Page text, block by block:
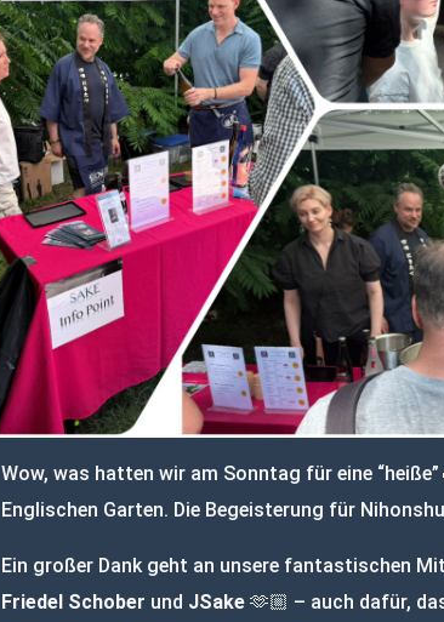
Wow, was hatten wir am Sonntag für eine
Englischen Garten. Die Begeisterung für
Ein großer Dank geht an unsere fantastischen
Friedel Schober und JSake 🫶🏼 – auch dafür,